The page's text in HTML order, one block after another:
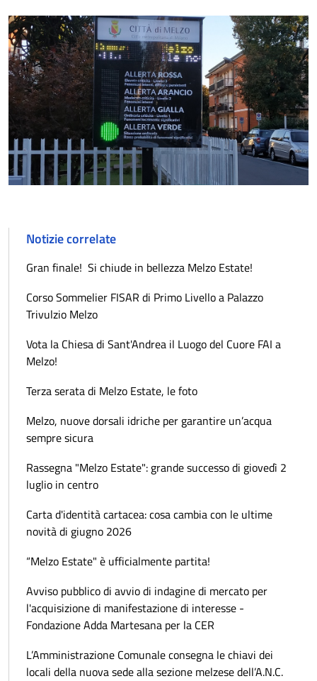
Notizie correlate
Gran finale! Si chiude in bellezza Melzo Estate!
Corso Sommelier FISAR di Primo Livello a Palazzo
Trivulzio Melzo
Vota la Chiesa di Sant'Andrea il Luogo del Cuore FAI a
Melzo!
Terza serata di Melzo Estate, le foto
Melzo, nuove dorsali idriche per garantire un’acqua
sempre sicura
Rassegna "Melzo Estate": grande successo di giovedì 2
luglio in centro
Carta d'identità cartacea: cosa cambia con le ultime
novità di giugno 2026
“Melzo Estate" è ufficialmente partita!
Avviso pubblico di avvio di indagine di mercato per
l'acquisizione di manifestazione di interesse -
Fondazione Adda Martesana per la CER
L’Amministrazione Comunale consegna le chiavi dei
locali della nuova sede alla sezione melzese dell’A.N.C.